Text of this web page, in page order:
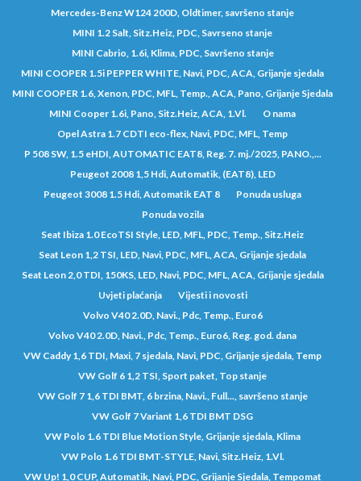
Mercedes-Benz W124 200D, Oldtimer, savršeno stanje
MINI 1.2 Salt, Sitz.Heiz, PDC, Savrseno stanje
MINI Cabrio, 1.6i, Klima, PDC, Savršeno stanje
MINI COOPER 1.5i PEPPER WHITE, Navi, PDC, ACA, Grijanje sjedala
MINI COOPER 1.6, Xenon, PDC, MFL, Temp., ACA, Pano, Grijanje Sjedala
MINI Cooper 1.6i, Pano, Sitz.Heiz, ACA, 1.Vl.
O nama
Opel Astra 1.7 CDTI eco-flex, Navi, PDC, MFL, Temp
P 508 SW, 1.5 eHDI, AUTOMATIC EAT8, Reg. 7. mj./2025, PANO.,...
Peugeot 2008 1,5 Hdi, Automatik, (EAT8), LED
Peugeot 3008 1.5 Hdi, Automatik EAT 8
Ponuda usluga
Ponuda vozila
Seat Ibiza 1.0 EcoTSI Style, LED, MFL, PDC, Temp., Sitz.Heiz
Seat Leon 1,2 TSI, LED, Navi, PDC, MFL, ACA, Grijanje sjedala
Seat Leon 2,0 TDI, 150KS, LED, Navi, PDC, MFL, ACA, Grijanje sjedala
Uvjeti plaćanja
Vijesti i novosti
Volvo V40 2.0D, Navi., Pdc, Temp., Euro6
Volvo V40 2.0D, Navi., Pdc, Temp., Euro6, Reg. god. dana
VW Caddy 1,6 TDI, Maxi, 7 sjedala, Navi, PDC, Grijanje sjedala, Temp
VW Golf 6 1,2 TSI, Sport paket, Top stanje
VW Golf 7 1,6 TDI BMT, 6 brzina, Navi., Full..., savršeno stanje
VW Golf 7 Variant 1,6 TDI BMT DSG
VW Polo 1.6 TDI Blue Motion Style, Grijanje sjedala, Klima
VW Polo 1.6 TDI BMT-STYLE, Navi, Sitz.Heiz, 1.Vl.
VW Up! 1,0 CUP, Automatik, Navi, PDC, Grijanje Sjedala, Tempomat